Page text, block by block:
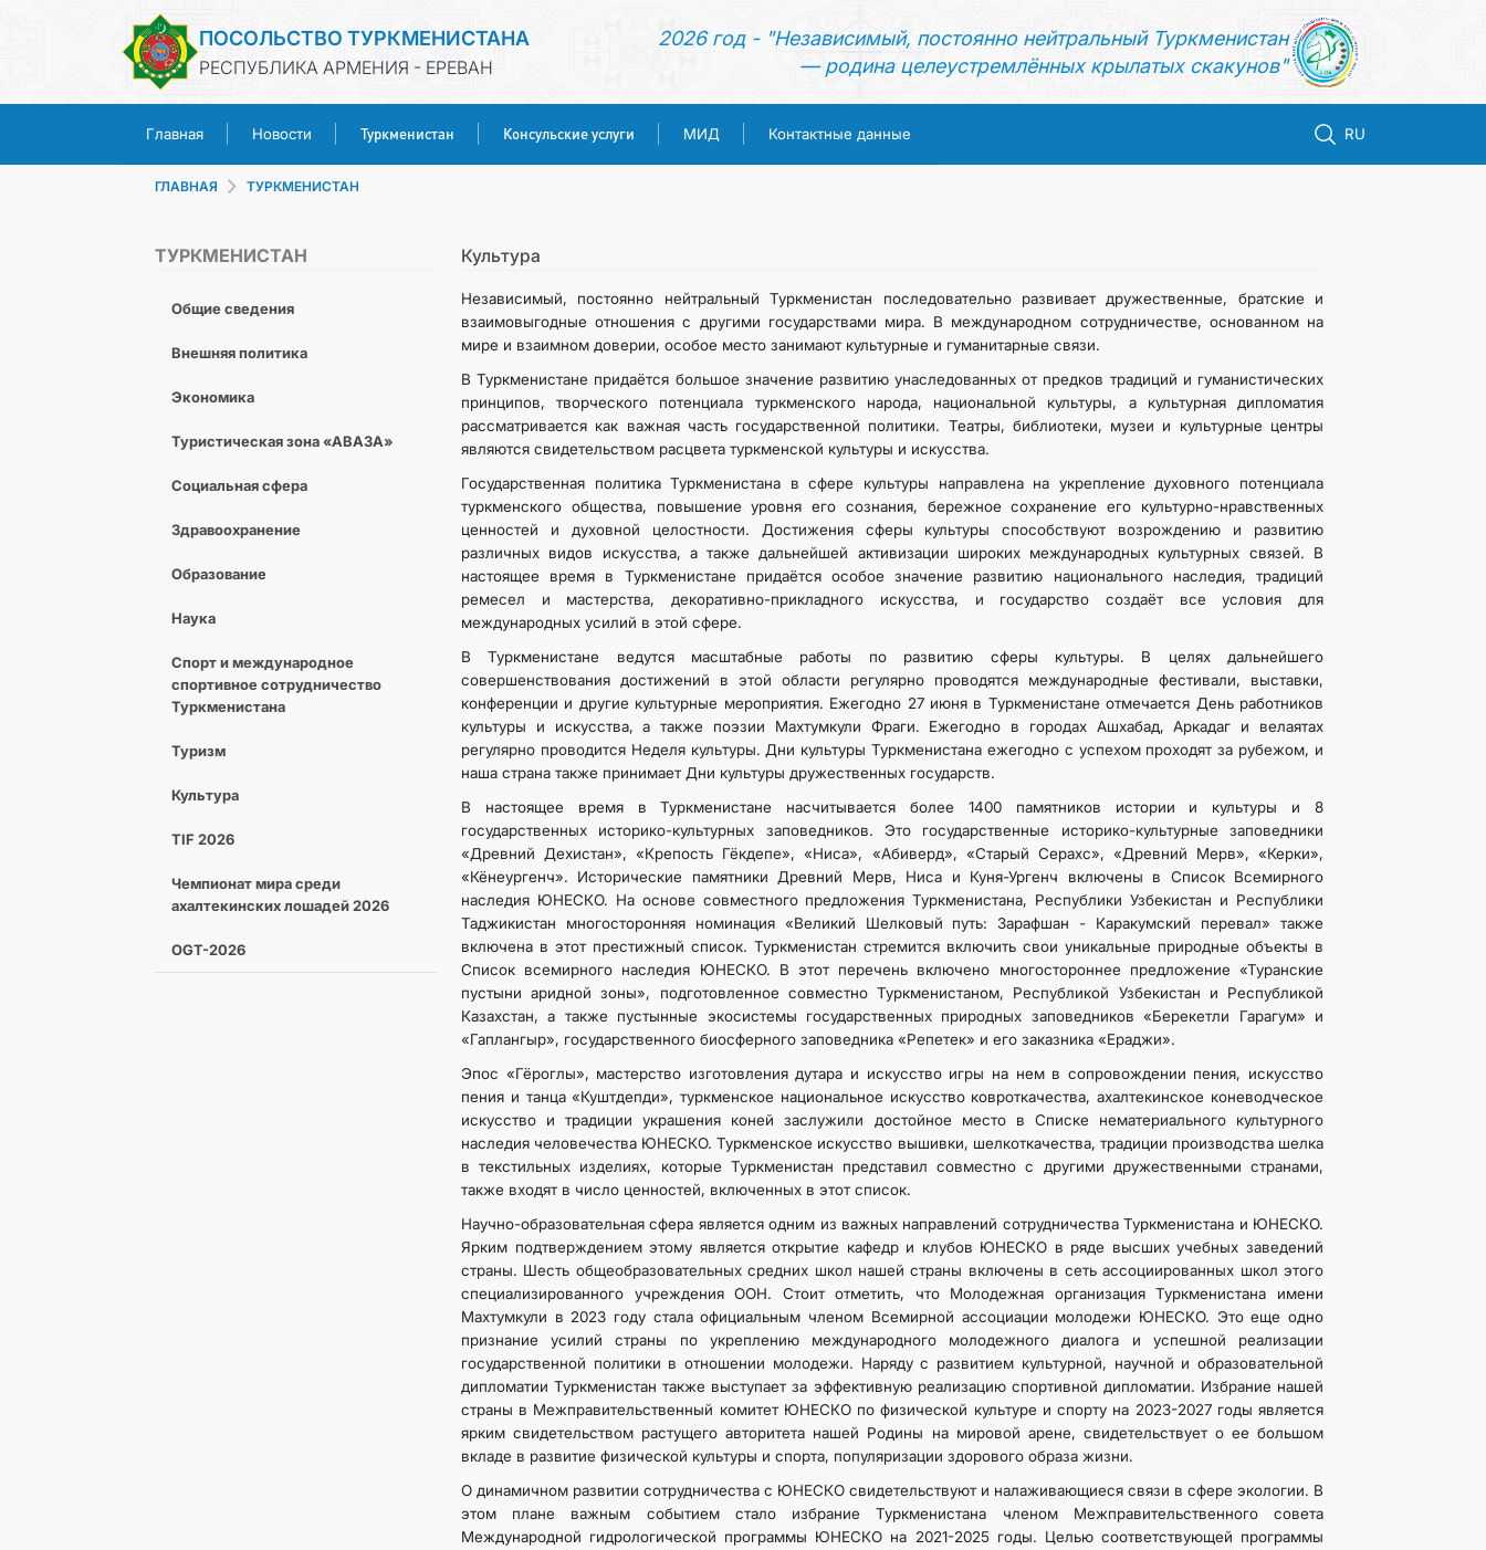
ПОСОЛЬСТВО ТУРКМЕНИСТАНА
РЕСПУБЛИКА АРМЕНИЯ - ЕРЕВАН
2026 год - "Независимый, постоянно нейтральный Туркменистан
— родина целеустремлённых крылатых скакунов"
Главная Новости Туркменистан Консульские услуги МИД Контактные данные RU
ТУРКМЕНИСТАН
КОНСУЛЬСКИЕ УСЛУГИ
МИД
КОНТАКТНЫЕ ДАННЫЕ
ГЛАВНАЯ ТУРКМЕНИСТАН
ТУРКМЕНИСТАН
Общие сведения
Внешняя политика
Экономика
Туристическая зона «АВАЗА»
Социальная сфера
Здравоохранение
Образование
Наука
Спорт и международное
спортивное сотрудничество
Туркменистана
Туризм
Культура
TIF 2026
Чемпионат мира среди
ахалтекинских лошадей 2026
OGT-2026
Культура
Независимый, постоянно нейтральный Туркменистан последовательно развивает дружественные, братские и
взаимовыгодные отношения с другими государствами мира. В международном сотрудничестве, основанном на
мире и взаимном доверии, особое место занимают культурные и гуманитарные связи.
В Туркменистане придаётся большое значение развитию унаследованных от предков традиций и гуманистических
принципов, творческого потенциала туркменского народа, национальной культуры, а культурная дипломатия
рассматривается как важная часть государственной политики. Театры, библиотеки, музеи и культурные центры
являются свидетельством расцвета туркменской культуры и искусства.
Государственная политика Туркменистана в сфере культуры направлена на укрепление духовного потенциала
туркменского общества, повышение уровня его сознания, бережное сохранение его культурно-нравственных
ценностей и духовной целостности. Достижения сферы культуры способствуют возрождению и развитию
различных видов искусства, а также дальнейшей активизации широких международных культурных связей. В
настоящее время в Туркменистане придаётся особое значение развитию национального наследия, традиций
ремесел и мастерства, декоративно-прикладного искусства, и государство создаёт все условия для
международных усилий в этой сфере.
В Туркменистане ведутся масштабные работы по развитию сферы культуры. В целях дальнейшего
совершенствования достижений в этой области регулярно проводятся международные фестивали, выставки,
конференции и другие культурные мероприятия. Ежегодно 27 июня в Туркменистане отмечается День работников
культуры и искусства, а также поэзии Махтумкули Фраги. Ежегодно в городах Ашхабад, Аркадаг и велаятах
регулярно проводится Неделя культуры. Дни культуры Туркменистана ежегодно с успехом проходят за рубежом, и
наша страна также принимает Дни культуры дружественных государств.
В настоящее время в Туркменистане насчитывается более 1400 памятников истории и культуры и 8
государственных историко-культурных заповедников. Это государственные историко-культурные заповедники
«Древний Дехистан», «Крепость Гёкдепе», «Ниса», «Абиверд», «Старый Серахс», «Древний Мерв», «Керки»,
«Кёнеургенч». Исторические памятники Древний Мерв, Ниса и Куня-Ургенч включены в Список Всемирного
наследия ЮНЕСКО. На основе совместного предложения Туркменистана, Республики Узбекистан и Республики
Таджикистан многосторонняя номинация «Великий Шелковый путь: Зарафшан - Каракумский перевал» также
включена в этот престижный список. Туркменистан стремится включить свои уникальные природные объекты в
Список всемирного наследия ЮНЕСКО. В этот перечень включено многостороннее предложение «Туранские
пустыни аридной зоны», подготовленное совместно Туркменистаном, Республикой Узбекистан и Республикой
Казахстан, а также пустынные экосистемы государственных природных заповедников «Берекетли Гарагум» и
«Гаплангыр», государственного биосферного заповедника «Репетек» и его заказника «Ераджи».
Эпос «Гёроглы», мастерство изготовления дутара и искусство игры на нем в сопровождении пения, искусство
пения и танца «Куштдепди», туркменское национальное искусство ковроткачества, ахалтекинское коневодческое
искусство и традиции украшения коней заслужили достойное место в Списке нематериального культурного
наследия человечества ЮНЕСКО. Туркменское искусство вышивки, шелкоткачества, традиции производства шелка
в текстильных изделиях, которые Туркменистан представил совместно с другими дружественными странами,
также входят в число ценностей, включенных в этот список.
Научно-образовательная сфера является одним из важных направлений сотрудничества Туркменистана и ЮНЕСКО.
Ярким подтверждением этому является открытие кафедр и клубов ЮНЕСКО в ряде высших учебных заведений
страны. Шесть общеобразовательных средних школ нашей страны включены в сеть ассоциированных школ этого
специализированного учреждения ООН. Стоит отметить, что Молодежная организация Туркменистана имени
Махтумкули в 2023 году стала официальным членом Всемирной ассоциации молодежи ЮНЕСКО. Это еще одно
признание усилий страны по укреплению международного молодежного диалога и успешной реализации
государственной политики в отношении молодежи. Наряду с развитием культурной, научной и образовательной
дипломатии Туркменистан также выступает за эффективную реализацию спортивной дипломатии. Избрание нашей
страны в Межправительственный комитет ЮНЕСКО по физической культуре и спорту на 2023-2027 годы является
ярким свидетельством растущего авторитета нашей Родины на мировой арене, свидетельствует о ее большом
вкладе в развитие физической культуры и спорта, популяризации здорового образа жизни.
О динамичном развитии сотрудничества с ЮНЕСКО свидетельствуют и налаживающиеся связи в сфере экологии. В
этом плане важным событием стало избрание Туркменистана членом Межправительственного совета
Международной гидрологической программы ЮНЕСКО на 2021-2025 годы. Целью соответствующей программы